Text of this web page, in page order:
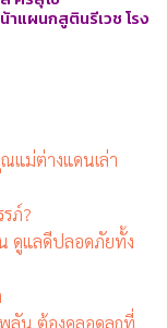
แผนกสูตินรีเวช โรง
แม่ต่างแดนเล่า
ภ์?
ดูแลดีปลอดภัยทั้ง
ลัน ต้องคลอดลูกที่